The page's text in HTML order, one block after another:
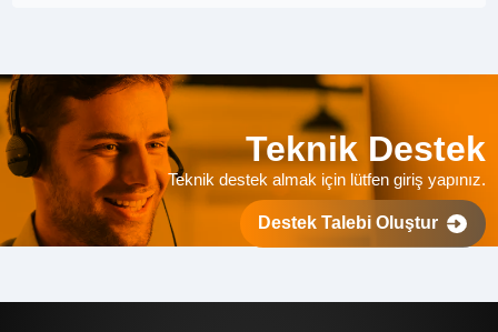
Teknik Destek
Teknik destek almak için lütfen giriş yapınız.
Destek Talebi Oluştur